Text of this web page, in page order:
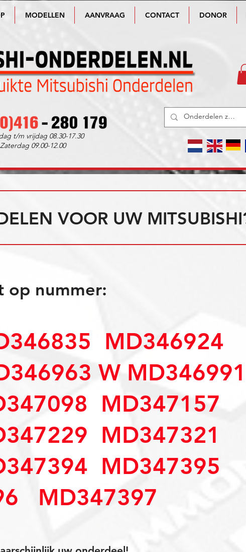
MODELLEN AANVRAAG CONTACT DONOR
t/m vrijdag 08.30-17.30
Zaterdag 09.00-12.00
VOOR UW
op nummer:
MD346924
W MD346991
MD347157
MD347321
MD347395
MD347397